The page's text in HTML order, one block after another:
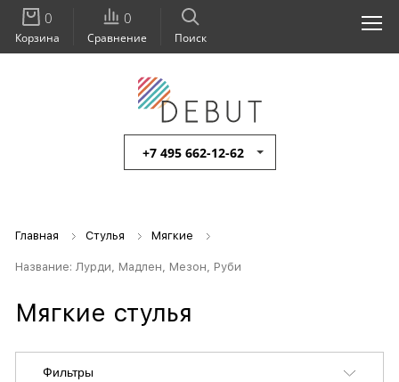
+7 495 662-12-62
Поиск
0
Сравнение
0
Корзина
Главная Стулья Мягкие
Название: Лурди, Мадлен, Мезон, Руби
Мягкие стулья
Фильтры